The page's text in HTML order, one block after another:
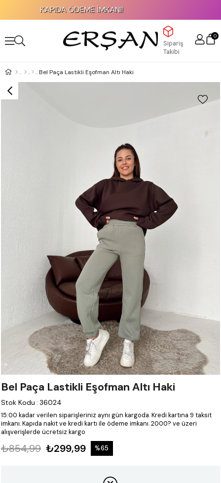
KAPIDA ÖDEME İMKANI!
Sipariş
Takibi
0
Bel Paça Lastikli Eşofman Altı Haki
Bel Paça Lastikli Eşofman Altı Haki
Stok Kodu : 36024
15:00 kadar verilen siparişleriniz aynı gün kargoda.Kredi kartına 9 taksit
imkanı.Kapıda nakit ve kredi kartı ile ödeme imkanı.2000? ve üzeri
alışverişlerde ücretsiz kargo
₺854,99 ₺299,99 %65